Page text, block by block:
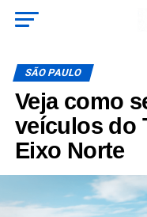
SÃO PAULO
Veja como
veículos do
Eixo Norte